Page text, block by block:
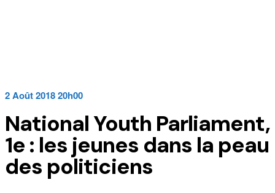
2 Août 2018 20h00
National Youth Parliament,
1e : les jeunes dans la peau
des politiciens